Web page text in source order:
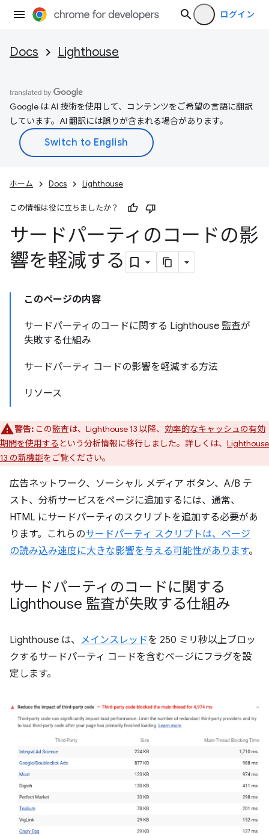
ログイン
Docs Lighthouse
Google は AI 技術を使用して、コンテンツをご希望の言語に翻訳
しています。AI 翻訳には誤りが含まれる場合があります。
ホーム Docs Lighthouse
この情報は役に立ちましたか？
サードパーティのコードの影
響を軽減する
このページの内容
サードパーティのコードに関する Lighthouse 監査が
失敗する仕組み
サードパーティ コードの影響を軽減する方法
リソース
警告: この監査は、Lighthouse 13 以降、 効率的なキャッシュの有効
期間を使用する という分析情報に移行しました。詳しくは、 Lighthouse
13 の新機能をご覧ください。
広告ネットワーク、ソーシャル メディア ボタン、A/B テ
スト、分析サービスをページに追加するには、通常、
HTML にサードパーティのスクリプトを追加する必要があ
ります。これらのサードパーティ スクリプトは、ページ
の読み込み速度に大きな影響を与える可能性があります。
サードパーティのコードに関する
Lighthouse 監査が失敗する仕組み
Lighthouse は、 メインスレッドを 250 ミリ秒以上ブロッ
クするサードパーティ コードを含むページにフラグを設
定します。